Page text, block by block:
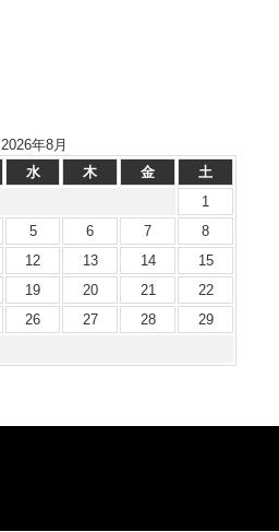
2026年8月
水 木 金
土
1
5 6 7
8
12 13 14
15
19 20 21
22
26 27 28
29